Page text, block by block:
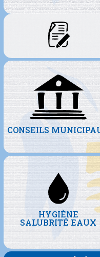
CONSEILS
HYGIÈNE
SALUBRITÉ EAUX